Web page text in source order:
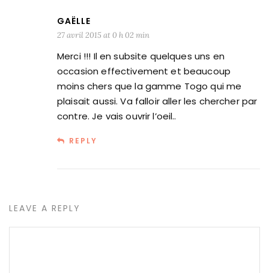
GAËLLE
27 avril 2015 at 0 h 02 min
Merci !!! Il en subsite quelques uns en
occasion effectivement et beaucoup
moins chers que la gamme Togo qui me
plaisait aussi. Va falloir aller les chercher par
contre. Je vais ouvrir l’oeil..
REPLY
LEAVE A REPLY